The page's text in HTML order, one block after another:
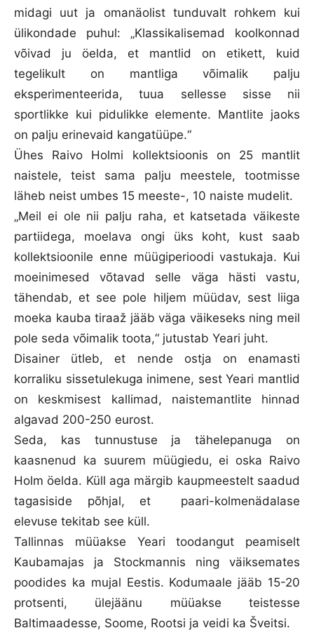
midagi uut ja omanäolist tunduvalt rohkem kui
ülikondade puhul: „Klassikalisemad koolkonnad
võivad ju öelda, et mantlid on etikett, kuid
tegelikult on mantliga võimalik palju
eksperimenteerida, tuua sellesse sisse nii
sportlikke kui pidulikke elemente. Mantlite jaoks
on palju erinevaid kangatüüpe.“
Ühes Raivo Holmi kollektsioonis on 25 mantlit
naistele, teist sama palju meestele, tootmisse
läheb neist umbes 15 meeste-, 10 naiste mudelit.
„Meil ei ole nii palju raha, et katsetada väikeste
partiidega, moelava ongi üks koht, kust saab
kollektsioonile enne müügiperioodi vastukaja. Kui
moeinimesed võtavad selle väga hästi vastu,
tähendab, et see pole hiljem müüdav, sest liiga
moeka kauba tiraaž jääb väga väikeseks ning meil
pole seda võimalik toota,“ jutustab Yeari juht.
Disainer ütleb, et nende ostja on enamasti
korraliku sissetulekuga inimene, sest Yeari mantlid
on keskmisest kallimad, naistemantlite hinnad
algavad 200-250 eurost.
Seda, kas tunnustuse ja tähelepanuga on
kaasnenud ka suurem müügiedu, ei oska Raivo
Holm öelda. Küll aga märgib kaupmeestelt saadud
tagasiside põhjal, et paari-kolmenädalase
elevuse tekitab see küll.
Tallinnas müüakse Yeari toodangut peamiselt
Kaubamajas ja Stockmannis ning väiksemates
poodides ka mujal Eestis. Kodumaale jääb 15-20
protsenti, ülejäänu müüakse teistesse
Baltimaadesse, Soome, Rootsi ja veidi ka Šveitsi.